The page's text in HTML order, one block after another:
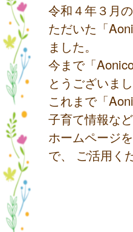
令和４年３月
ただいた「
ました。
今まで「
とうございまし
これまで「
子育て情報な
ホームページ
で、 ご活用く